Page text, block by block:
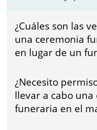
¿Cuáles son las
una ceremonia
en lugar de un
¿Necesito
llevar a cabo una
funeraria en el